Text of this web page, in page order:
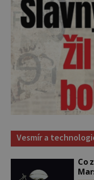
Vesmír a
Co